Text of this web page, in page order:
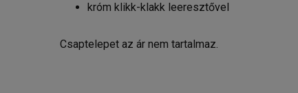
króm klikk-klakk leeresztővel
Csaptelepet az ár nem tartalmaz.